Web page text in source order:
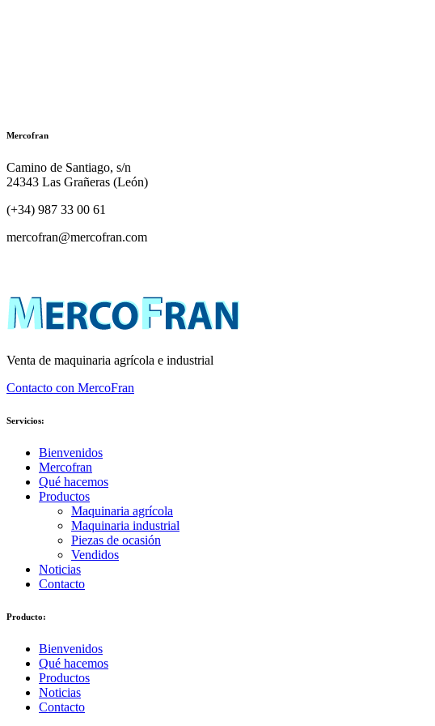
Mercofran
Camino de Santiago, s/n
24343 Las Grañeras (León)
(+34) 987 33 00 61
mercofran@mercofran.com
Venta de maquinaria agrícola e industrial
Contacto con MercoFran
Servicios:
Bienvenidos
Mercofran
Qué hacemos
Productos
Maquinaria agrícola
Maquinaria industrial
Piezas de ocasión
Vendidos
Noticias
Contacto
Producto:
Bienvenidos
Qué hacemos
Productos
Noticias
Contacto